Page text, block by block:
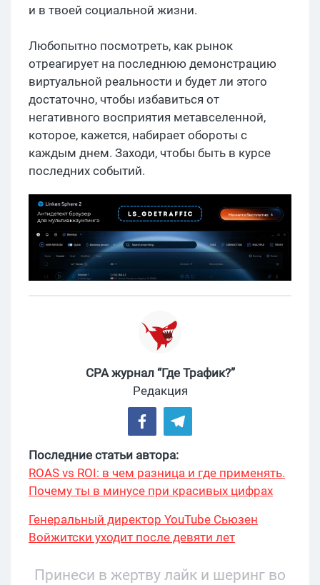
и в твоей социальной жизни.
Любопытно посмотреть, как рынок
отреагирует на последнюю демонстрацию
виртуальной реальности и будет ли этого
достаточно, чтобы избавиться от
негативного восприятия метавселенной,
которое, кажется, набирает обороты с
каждым днем. Заходи, чтобы быть в курсе
последних событий.
CPA журнал “Где Трафик?”
Редакция
Последние статьи автора:
ROAS vs ROI: в чем разница и где применять.
Почему ты в минусе при красивых цифрах
Генеральный директор YouTube Сьюзен
Войжитски уходит после девяти лет
Принеси в жертву лайк и шеринг во